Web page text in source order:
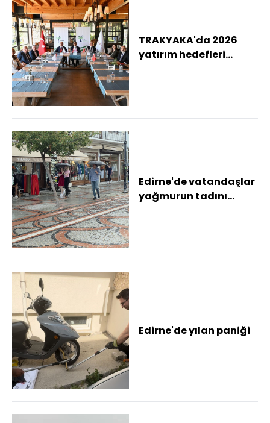
TRAKYAKA'da 2026
yatırım hedefleri
Edirne'de vatandaşlar
yağmurun tadını
Edirne'de yılan paniği